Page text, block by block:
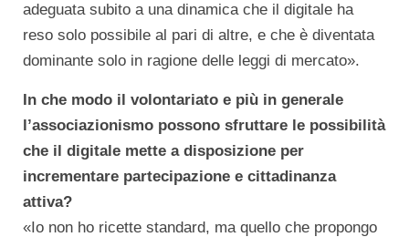
adeguata subito a una dinamica che il digitale ha
reso solo possibile al pari di altre, e che è diventata
dominante solo in ragione delle leggi di mercato».
In che modo il volontariato e più in generale
l’associazionismo possono sfruttare le possibilità
che il digitale mette a disposizione per
incrementare partecipazione e cittadinanza
attiva?
«Io non ho ricette standard, ma quello che propongo